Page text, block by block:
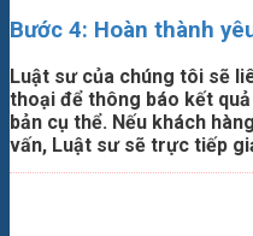
Bước 4: Hoàn thành
Luật sư của chúng tôi sẽ
thoại để thông báo kết
bản cụ thể. Nếu khách
vấn, Luật sư sẽ trực tiếp